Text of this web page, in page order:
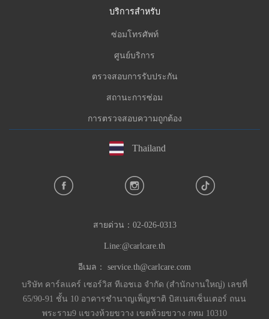
บริการสำหรับ
ซ่อมโทรศัพท์
ศูนย์บริการ
ตรวจสอบการรับประกัน
สถานะการซ่อม
การตรวจสอบความถูกต้อง
Thailand
สายด่วน： 02-026-0313
Line:@carlcare.th
อีเมล： service.th@carlcare.com
บริษัท คาร์ลแคร์ เซอร์วิส ทีเอชเอ จำกัด (สำนักงานใหญ่) เลขที่
65/90-91 ชั้น 10 อาคารชำนาญเพ็ญชาติ บิสเนสเซ็นเตอร์ ถนน
พระราม9 แขวงห้วยขวาง เขตห้วยขวาง กทม 10310